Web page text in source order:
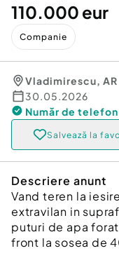
110.000 eur
Companie
Vladimirescu, AR
30.05.2026
Număr de telefon
Salvează la
Descriere anunt
Vand teren la
extravilan in
puturi de apa
front la sosea de